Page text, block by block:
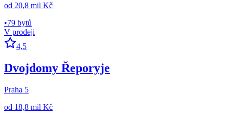
od 20,8 mil Kč
•79 bytů
V prodeji
4,5
Dvojdomy Řeporyje
Praha 5
od 18,8 mil Kč